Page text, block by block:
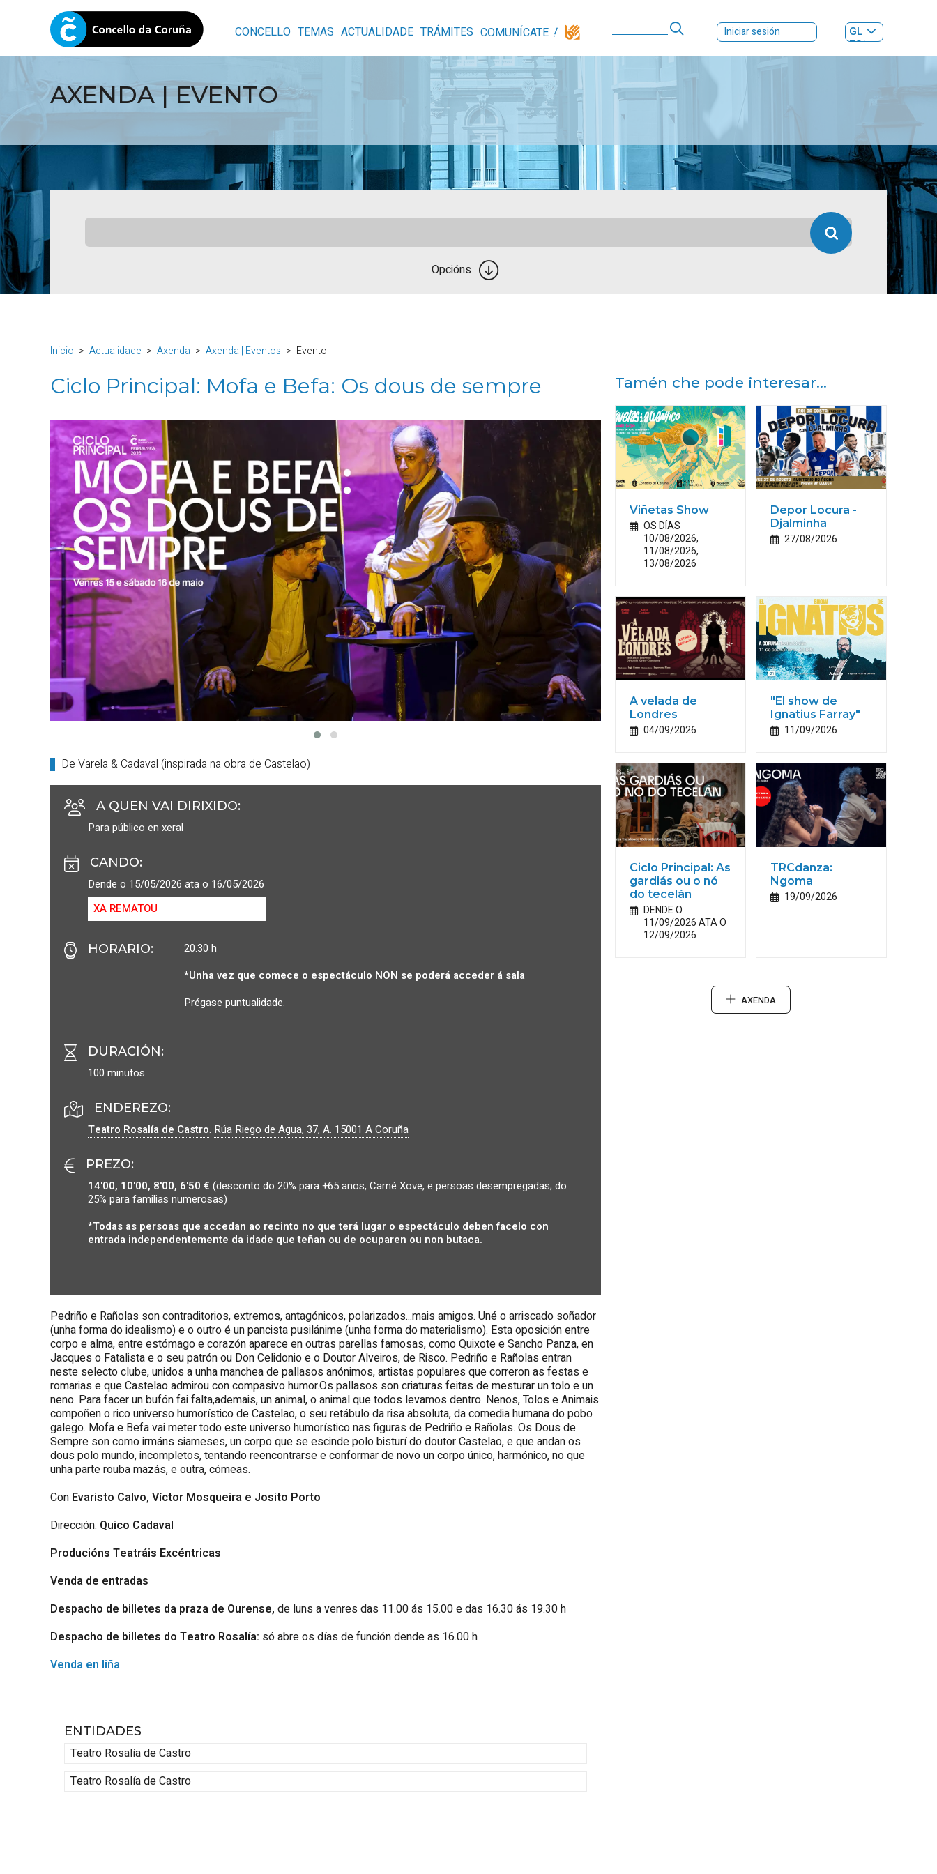
CONCELLO TEMAS ACTUALIDADE TRÁMITES COMUNÍCATE Iniciar sesión
GL
ES|
AXENDA | EVENTO
Opcións
Inicio Actualidade Axenda Axenda | Eventos Evento
Ciclo Principal: Mofa e Befa: Os dous de sempre
De Varela & Cadaval (inspirada na obra de Castelao)
A QUEN VAI DIRIXIDO:
Para público en xeral
CANDO:
Dende o 15/05/2026 ata o 16/05/2026
XA REMATOU
HORARIO:
20.30 h
*Unha vez que comece o espectáculo NON se poderá acceder á sala
Prégase puntualidade.
DURACIÓN:
100 minutos
ENDEREZO:
Teatro Rosalía de Castro. Rúa Riego de Agua, 37, A. 15001 A Coruña
PREZO:
14'00, 10'00, 8'00, 6'50 € (desconto do 20% para +65 anos, Carné Xove, e persoas desempregadas; do
25% para familias numerosas)
*Todas as persoas que accedan ao recinto no que terá lugar o espectáculo deben facelo con
entrada independentemente da idade que teñan ou de ocuparen ou non butaca.
Pedriño e Rañolas son contraditorios, extremos, antagónicos, polarizados...mais amigos. Uné o arriscado soñador
(unha forma do idealismo) e o outro é un pancista pusilánime (unha forma do materialismo). Esta oposición entre
corpo e alma, entre estómago e corazón aparece en outras parellas famosas, como Quixote e Sancho Panza, en
Jacques o Fatalista e o seu patrón ou Don Celidonio e o Doutor Alveiros, de Risco. Pedriño e Rañolas entran
neste selecto clube, unidos a unha manchea de pallasos anónimos, artistas populares que correron as festas e
romarias e que Castelao admirou con compasivo humor.Os pallasos son criaturas feitas de mesturar un tolo e un
neno. Para facer un bufón fai falta,ademais, un animal, o animal que todos levamos dentro. Nenos, Tolos e Animais
compoñen o rico universo humorístico de Castelao, o seu retábulo da risa absoluta, da comedia humana do pobo
galego. Mofa e Befa vai meter todo este universo humorístico nas figuras de Pedriño e Rañolas. Os Dous de
Sempre son como irmáns siameses, un corpo que se escinde polo bisturí do doutor Castelao, e que andan os
dous polo mundo, incompletos, tentando reencontrarse e conformar de novo un corpo único, harmónico, no que
unha parte rouba mazás, e outra, cómeas.
Con Evaristo Calvo, Víctor Mosqueira e Josito Porto
Dirección: Quico Cadaval
Producións Teatráis Excéntricas
Venda de entradas
Despacho de billetes da praza de Ourense, de luns a venres das 11.00 ás 15.00 e das 16.30 ás 19.30 h
Despacho de billetes do Teatro Rosalía: só abre os días de función dende as 16.00 h
Venda en liña
ENTIDADES
Teatro Rosalía de Castro
Teatro Rosalía de Castro
Tamén che pode interesar...
Viñetas Show
OS DÍAS
10/08/2026,
11/08/2026,
13/08/2026
Depor Locura -
Djalminha
27/08/2026
A velada de
Londres
04/09/2026
"El show de
Ignatius Farray"
11/09/2026
Ciclo Principal: As
gardiás ou o nó
do tecelán
DENDE O
11/09/2026 ATA O
12/09/2026
TRCdanza:
Ngoma
19/09/2026
AXENDA